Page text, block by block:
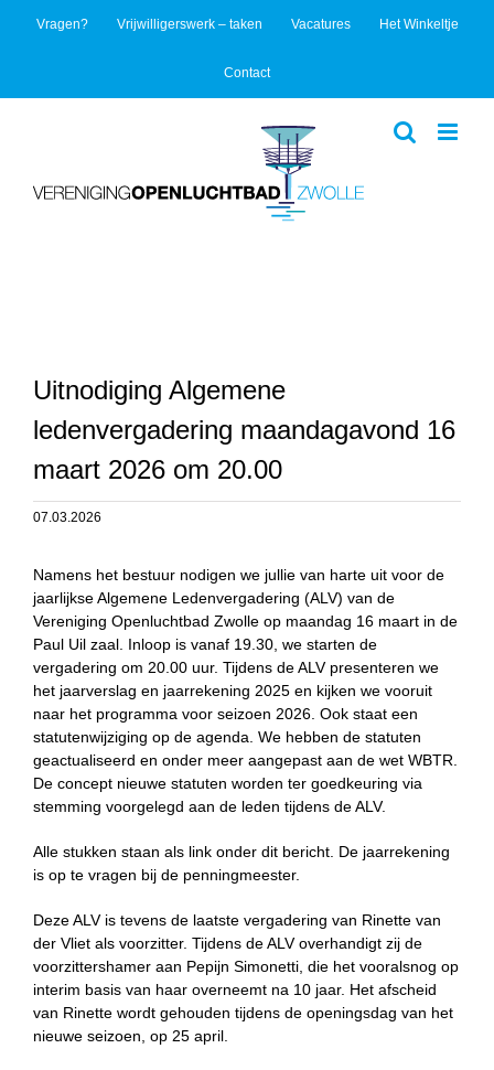
Vragen? Vrijwilligerswerk – taken Vacatures Het Winkeltje
Contact
Uitnodiging Algemene
ledenvergadering maandagavond 16
maart 2026 om 20.00
07.03.2026
Namens het bestuur nodigen we jullie van harte uit voor de
jaarlijkse Algemene Ledenvergadering (ALV) van de
Vereniging Openluchtbad Zwolle op maandag 16 maart in de
Paul Uil zaal. Inloop is vanaf 19.30, we starten de
vergadering om 20.00 uur. Tijdens de ALV presenteren we
het jaarverslag en jaarrekening 2025 en kijken we vooruit
naar het programma voor seizoen 2026. Ook staat een
statutenwijziging op de agenda. We hebben de statuten
geactualiseerd en onder meer aangepast aan de wet WBTR.
De concept nieuwe statuten worden ter goedkeuring via
stemming voorgelegd aan de leden tijdens de ALV.
Alle stukken staan als link onder dit bericht. De jaarrekening
is op te vragen bij de penningmeester.
Deze ALV is tevens de laatste vergadering van Rinette van
der Vliet als voorzitter. Tijdens de ALV overhandigt zij de
voorzittershamer aan Pepijn Simonetti, die het vooralsnog op
interim basis van haar overneemt na 10 jaar. Het afscheid
van Rinette wordt gehouden tijdens de openingsdag van het
nieuwe seizoen, op 25 april.